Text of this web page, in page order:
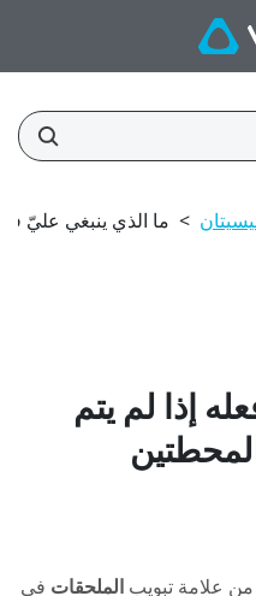
> ما الذي ينبغي عليّ
إذا لم يتم
علامة تبويب الملحقات في